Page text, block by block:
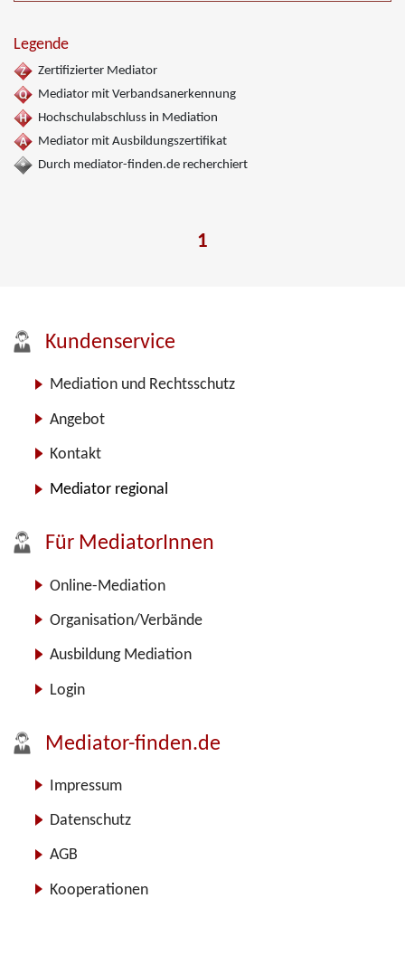
Legende
Zertifizierter Mediator
Mediator mit Verbandsanerkennung
Hochschulabschluss in Mediation
Mediator mit Ausbildungszertifikat
Durch mediator-finden.de recherchiert
1
Kundenservice
Mediation und Rechtsschutz
Angebot
Kontakt
Mediator regional
Für MediatorInnen
Online-Mediation
Organisation/Verbände
Ausbildung Mediation
Login
Mediator-finden.de
Impressum
Datenschutz
AGB
Kooperationen